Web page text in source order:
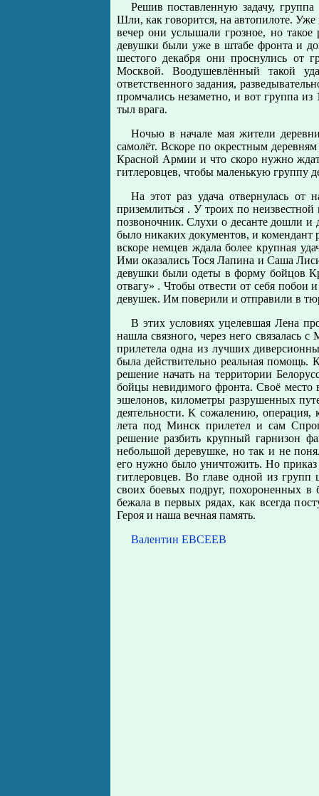
Решив поставленную задачу,
Шли, как говорится, на автопилоте.
вечер они услышали грозное, но
девушки были уже в штабе фронта и
шестого декабря они проснулись от
Москвой. Воодушевлённый такой
ответственного задания,
промчались незаметно, и вот группа из
тыл врага.
Ночью в начале мая жители
самолёт. Вскоре по окрестным
Красной Армии и что скоро нужно
гитлеровцев, чтобы маленькую группу
На этот раз удача отвернулась
приземлиться . У троих по
позвоночник. Слухи о десанте дошли и
было никаких документов, и
вскоре немцев ждала более крупная
Ими оказались Тося Лапина и Саша
девушки были одеты в форму бойцов
отвагу» . Чтобы отвести от себя побои
девушек. Им поверили и отправили в
В этих условиях уцелевшая Лена
нашла связного, через него связалась
прилетела одна из лучших
была действительно реальная помощь.
решение начать на территории
бойцы невидимого фронта. Своё место
эшелонов, километры разрушенных
деятельности. К сожалению,
лета под Минск прилетел и сам
решение разбить крупный гарнизон
небольшой деревушке, но так и не
его нужно было уничтожить. Но приказ
гитлеровцев. Во главе одной из групп
своих боевых подруг, похороненных в
бежала в первых рядах, как всегда
Героя и наша вечная память.
Валентин ЕВСЕЕВ